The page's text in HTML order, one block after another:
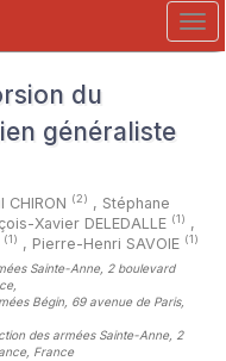
du
généraliste
CHIRON (2) , Stéphane
Xavier DELEDALLE (1) ,
(1) , Pierre-Henri SAVOIE (1)
Sainte-Anne, 2 boulevard
,
Bégin, 69 avenue de Paris,
des armées Sainte-Anne, 2
France